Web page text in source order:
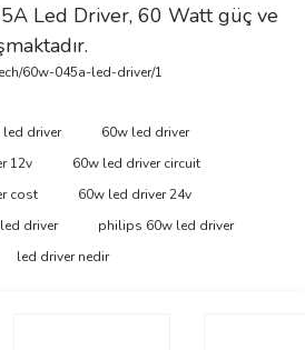
Led Driver, 60 Watt güç ve
ilk yorumu siz yapın!
Yorum Yaz
ürün açıklamalarında ve diğer
ederiz.
veya görüntülenemiyor.
driver
60w led driver
12v
60w led driver circuit
cost
60w led driver 24v
driver
philips 60w led driver
led driver nedir